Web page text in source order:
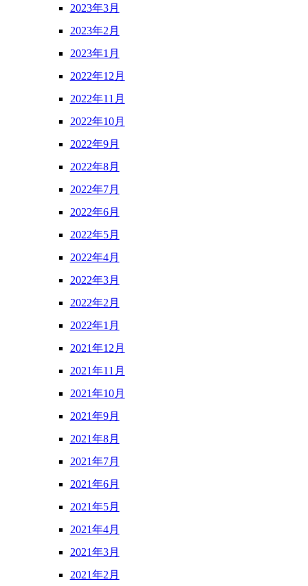
2023年3月
2023年2月
2023年1月
2022年12月
2022年11月
2022年10月
2022年9月
2022年8月
2022年7月
2022年6月
2022年5月
2022年4月
2022年3月
2022年2月
2022年1月
2021年12月
2021年11月
2021年10月
2021年9月
2021年8月
2021年7月
2021年6月
2021年5月
2021年4月
2021年3月
2021年2月